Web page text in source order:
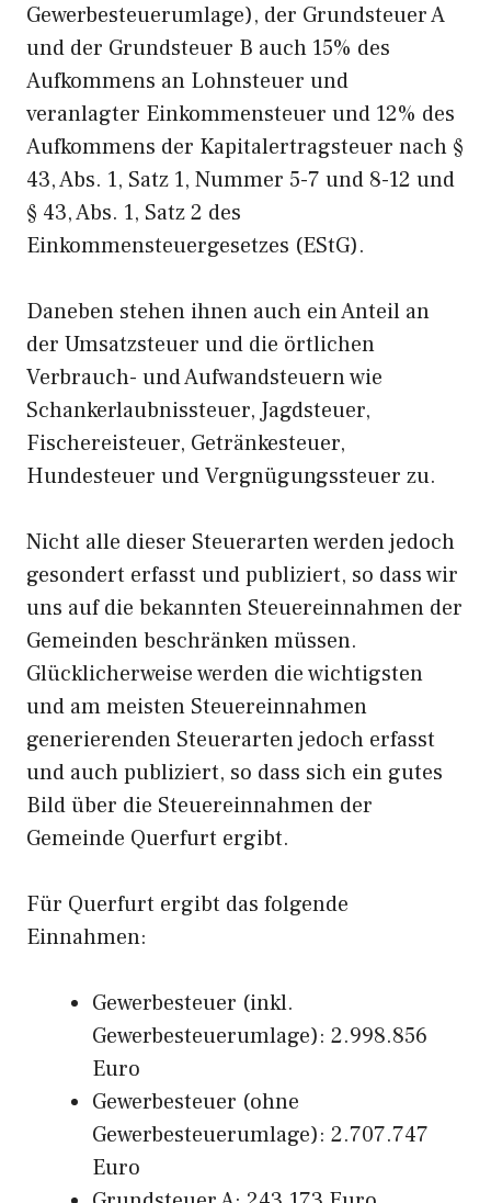
Gewerbesteuerumlage), der Grundsteuer A
und der Grundsteuer B auch 15% des
Aufkommens an Lohnsteuer und
veranlagter Einkommensteuer und 12% des
Aufkommens der Kapitalertragsteuer nach §
43, Abs. 1, Satz 1, Nummer 5-7 und 8-12 und
§ 43, Abs. 1, Satz 2 des
Einkommensteuergesetzes (EStG).
Daneben stehen ihnen auch ein Anteil an
der Umsatzsteuer und die örtlichen
Verbrauch- und Aufwandsteuern wie
Schankerlaubnissteuer, Jagdsteuer,
Fischereisteuer, Getränkesteuer,
Hundesteuer und Vergnügungssteuer zu.
Nicht alle dieser Steuerarten werden jedoch
gesondert erfasst und publiziert, so dass wir
uns auf die bekannten Steuereinnahmen der
Gemeinden beschränken müssen.
Glücklicherweise werden die wichtigsten
und am meisten Steuereinnahmen
generierenden Steuerarten jedoch erfasst
und auch publiziert, so dass sich ein gutes
Bild über die Steuereinnahmen der
Gemeinde Querfurt ergibt.
Für Querfurt ergibt das folgende
Einnahmen:
Gewerbesteuer (inkl.
Gewerbesteuerumlage): 2.998.856
Euro
Gewerbesteuer (ohne
Gewerbesteuerumlage): 2.707.747
Euro